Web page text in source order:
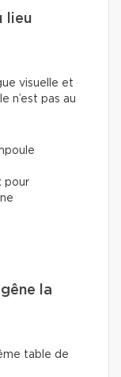
lieu
visuelle et
n’est pas au
pour
la
table de